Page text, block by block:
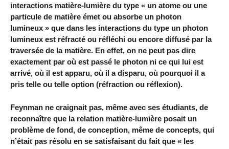
interactions matière-lumière du type « un atome ou une
particule de matière émet ou absorbe un photon
lumineux » que dans les interactions du type un photon
lumineux est réfracté ou réfléchi ou encore diffusé par la
traversée de la matière. En effet, on ne peut pas dire
exactement par où est passé le photon ni ce qui lui est
arrivé, où il est apparu, où il a disparu, où pourquoi il a
pris telle ou telle option (réfraction ou réflexion).
Feynman ne craignait pas, même avec ses étudiants, de
reconnaître que la relation matière-lumière posait un
problème de fond, de conception, même de concepts, qui
n’était pas résolu en se satisfaisant du fait que « les